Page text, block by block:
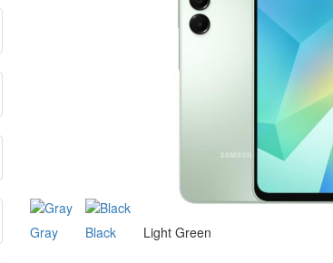
Gray Black Light Green